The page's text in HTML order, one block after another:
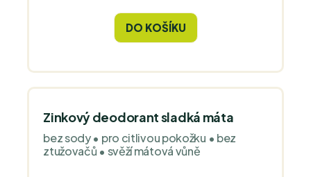
lehký, kompaktní a ideální pro cestování.
DO KOŠÍKU
Zinkový deodorant sladká máta
bez sody • pro citlivou pokožku • bez
ztužovačů • svěží mátová vůně